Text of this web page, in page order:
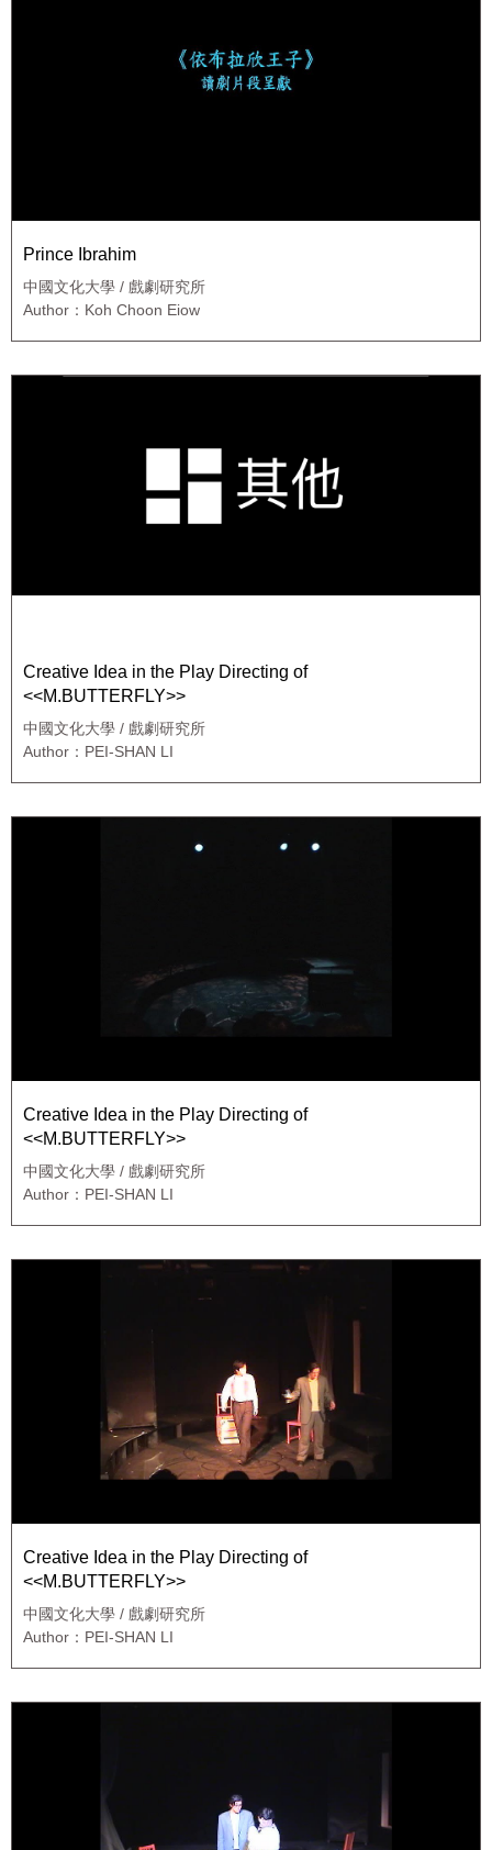
Prince Ibrahim
中國文化大學 / 戲劇研究所
Author：Koh Choon Eiow
Creative Idea in the Play Directing of
<<M.BUTTERFLY>>
中國文化大學 / 戲劇研究所
Author：PEI-SHAN LI
Creative Idea in the Play Directing of
<<M.BUTTERFLY>>
中國文化大學 / 戲劇研究所
Author：PEI-SHAN LI
Creative Idea in the Play Directing of
<<M.BUTTERFLY>>
中國文化大學 / 戲劇研究所
Author：PEI-SHAN LI